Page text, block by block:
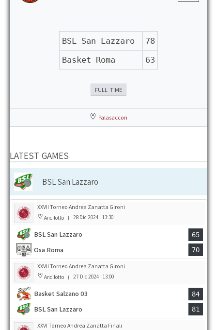
BSL San Lazzaro
78
Basket Roma
63
FULL TIME
Palasaccon
LATEST GAMES
BSL San Lazzaro
XXVII Torneo Andrea Zanatta Gironi
Ancilotto | 28 Dic 2024 13:30
BSL San Lazzaro 65
Osa Roma 70
XXVII Torneo Andrea Zanatta Gironi
Ancilotto | 27 Dic 2024 13:00
Basket Salzano 03 84
BSL San Lazzaro 81
XXVI Torneo Andrea Zanatta Finali